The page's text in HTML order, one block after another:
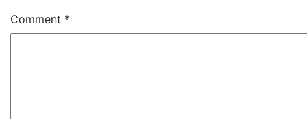
Comment *